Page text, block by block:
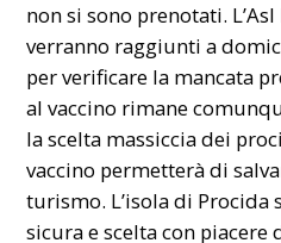
non si sono prenotati.
verranno raggiunti a
per verificare la mancata
al vaccino rimane
la scelta massiccia dei
vaccino permetterà di
turismo. L’isola di Procida
sicura e scelta con